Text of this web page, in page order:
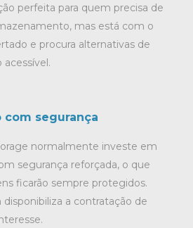
perfeita para quem precisa de
mas está com o
e procura alternativas de
segurança
normalmente investe em
segurança reforçada, o que
ficarão sempre protegidos.
a contratação de